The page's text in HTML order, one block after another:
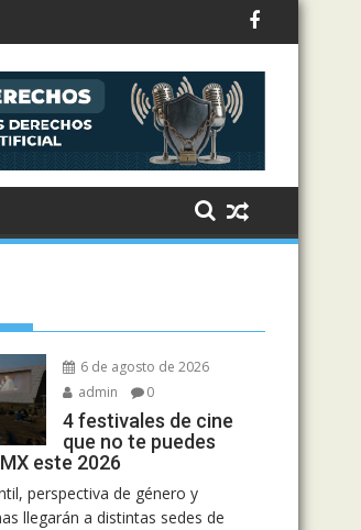
6 de agosto de 2026
admin
0
4 festivales de cine
que no te puedes
este 2026
perspectiva de género y
llegarán a distintas sedes de